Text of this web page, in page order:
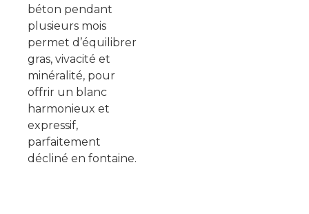
béton pendant
plusieurs mois
permet d’équilibrer
gras, vivacité et
minéralité, pour
offrir un blanc
harmonieux et
expressif,
parfaitement
décliné en fontaine.